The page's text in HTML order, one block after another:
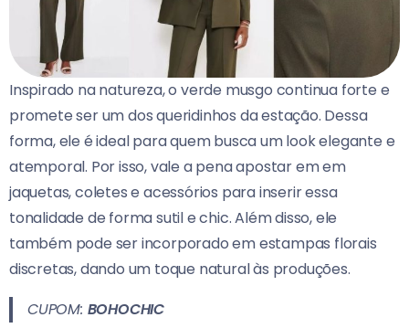
Inspirado na natureza, o verde musgo continua forte e
promete ser um dos queridinhos da estação. Dessa
forma, ele é ideal para quem busca um look elegante e
atemporal. Por isso, vale a pena apostar em em
jaquetas, coletes e acessórios para inserir essa
tonalidade de forma sutil e chic. Além disso, ele
também pode ser incorporado em estampas florais
discretas, dando um toque natural às produções.
CUPOM: BOHOCHIC